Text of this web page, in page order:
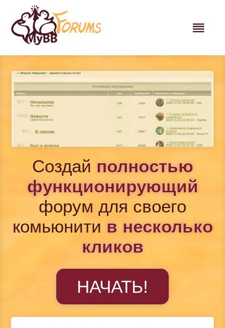
Создай полностью
функционирующий
форум для своего
комьюнити в несколько
кликов
НАЧАТЬ!